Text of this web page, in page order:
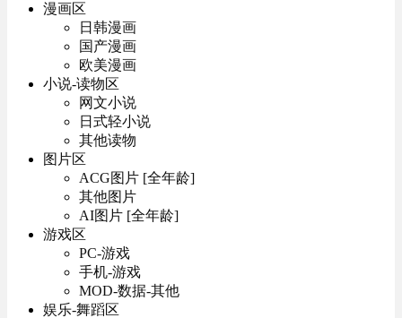
漫画区
日韩漫画
国产漫画
欧美漫画
小说-读物区
网文小说
日式轻小说
其他读物
图片区
ACG图片 [全年龄]
其他图片
AI图片 [全年龄]
游戏区
PC-游戏
手机-游戏
MOD-数据-其他
娱乐-舞蹈区